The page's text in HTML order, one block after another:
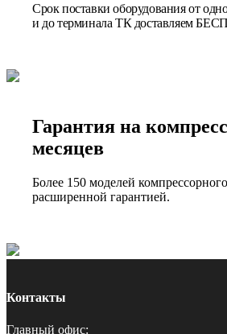
Срок поставки оборудования от
и до терминала ТК доставляем
Гарантия на
месяцев
Более 150 моделей
расширенной гарантией.
Контакты
Главный офис: